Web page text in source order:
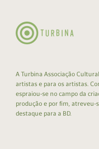
A Turbina Associação
artistas e para os artistas.
espraiou-se no campo da
produção e por fim, atreveu-
destaque para a BD.